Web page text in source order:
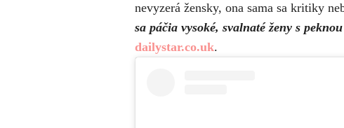
nevyzerá žensky, ona sama sa kritiky
sa páčia vysoké, svalnaté ženy s
dailystar.co.uk.